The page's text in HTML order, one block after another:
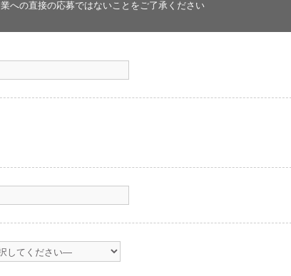
への直接の応募ではないことをご了承ください